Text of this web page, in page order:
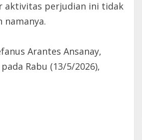
aktivitas perjudian ini tidak
namanya.
Arantes Ansanay,
Rabu (13/5/2026),